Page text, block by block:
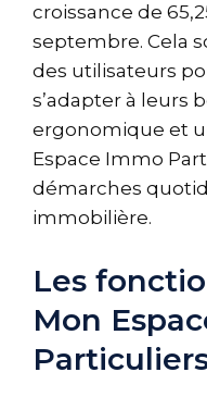
croissance de
septembre. Cela
des utilisateurs
s’adapter à leurs
ergonomique et
Espace Immo
démarches
immobilière.
Les
Mon